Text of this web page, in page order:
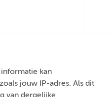
kan
jouw IP-adres. Als dit
van dergelijke